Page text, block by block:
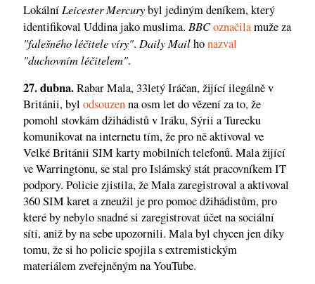
Lokální Leicester Mercurybyl jediným deníkem, který
identifikoval Uddina jako muslima. BBCoznačilamuže za
"falešného léčitele víry". Daily Mailhonazval
"duchovním léčitelem".
27. dubna.Rabar Mala, 33letý Iráčan, žijící ilegálně v
Británii, byl odsouzenna osm let do vězení za to, že
pomohl stovkám džihádistů v Iráku, Sýrii a Turecku
komunikovat na internetu tím, že pro ně aktivoval ve
Velké Británii SIM karty mobilních telefonů. Mala žijící
ve Warringtonu, se stal pro Islámský stát pracovníkem IT
podpory. Policie zjistila, že Mala zaregistroval a aktivoval
360 SIM karet a zneužil je pro pomoc džihádistům, pro
které by nebylo snadné si zaregistrovat účet na sociální
síti, aniž by na sebe upozornili. Mala byl chycen jen díky
tomu, že si ho policie spojila s extremistickým
materiálem zveřejněným na YouTube.